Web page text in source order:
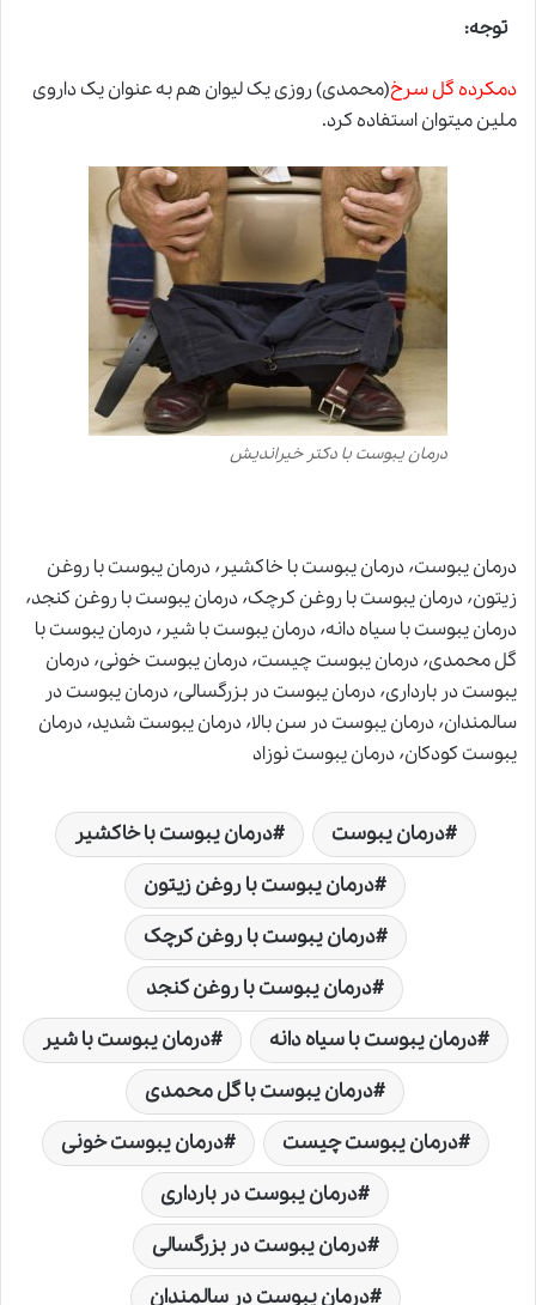
توجه:
دمکرده گل سرخ(محمدی) روزی یک لیوان هم به عنوان یک داروی
ملین میتوان استفاده کرد.
درمان یبوست با دکتر خیراندیش
درمان یبوست٬ درمان یبوست با خاکشیر٬ درمان یبوست با روغن
زیتون٬ درمان یبوست با روغن کرچک٬ درمان یبوست با روغن کنجد٬
درمان یبوست با سیاه دانه٬ درمان یبوست با شیر٬ درمان یبوست با
گل محمدی٬ درمان یبوست چیست٬ درمان یبوست خونی٬ درمان
یبوست در بارداری٬ درمان یبوست در بزرگسالی٬ درمان یبوست در
سالمندان٬ درمان یبوست در سن بالا٬ درمان یبوست شدید٬ درمان
یبوست کودکان٬ درمان یبوست نوزاد
درمان یبوست
درمان یبوست با خاکشیر
درمان یبوست با روغن زیتون
درمان یبوست با روغن کرچک
درمان یبوست با روغن کنجد
درمان یبوست با سیاه دانه
درمان یبوست با شیر
درمان یبوست با گل محمدی
درمان یبوست چیست
درمان یبوست خونی
درمان یبوست در بارداری
درمان یبوست در بزرگسالی
درمان یبوست در سالمندان